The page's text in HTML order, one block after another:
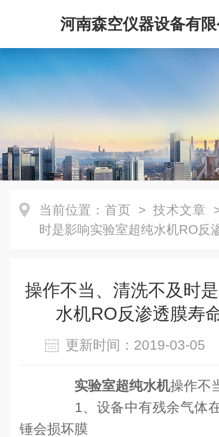
河南森空仪器设备有
当前位置： 首页 > 技术文章
时是影响实验室超纯水机RO反
操作不当、清洗不及时
水机RO反渗透膜寿
更新时间：2019-03-
实验室超纯水机操作不
1、设备中有残余气体在
锤会损坏膜